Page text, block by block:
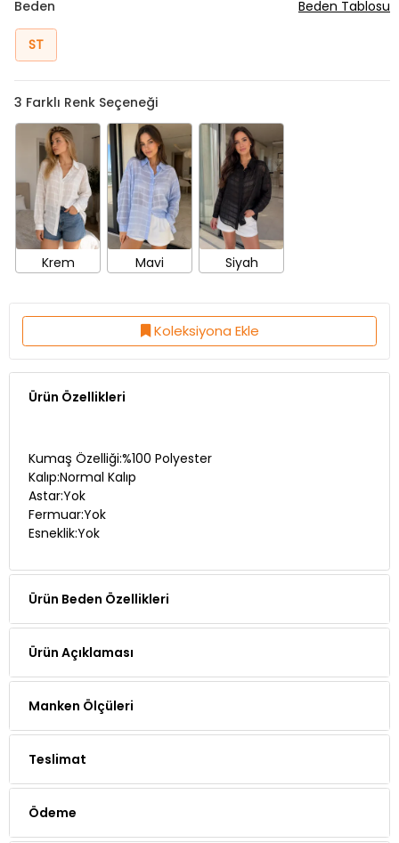
Beden
ST
Beden Tablosu
3 Farklı Renk Seçeneği
Krem Mavi Siyah
Koleksiyona Ekle
Ürün Özellikleri
Kumaş Özelliği:%100 Polyester
Kalıp:Normal Kalıp
Astar:Yok
Fermuar:Yok
Esneklik:Yok
Ürün Beden Özellikleri
Ürün Açıklaması
Manken Ölçüleri
Teslimat
Ödeme